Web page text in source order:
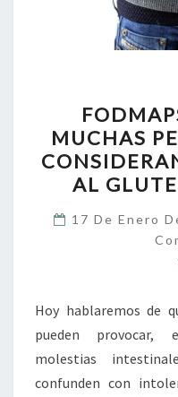
MUCHAS
AL
17 De Enero
Hoy hablaremos de
pueden provocar,
molestias
confunden con